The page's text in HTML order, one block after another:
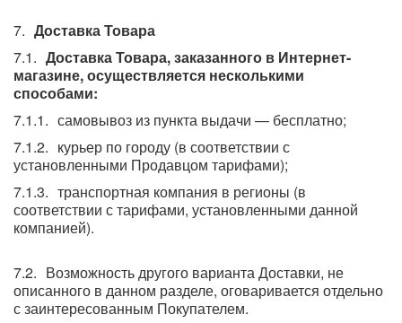
Доставка Товара
Доставка Товара, заказанного в Интернет-
магазине, осуществляется несколькими
способами:
самовывоз из пункта выдачи — бесплатно;
курьер по городу (в соответствии с
установленными Продавцом тарифами);
транспортная компания в регионы (в
соответствии с тарифами, установленными данной
компанией).
Возможность другого варианта Доставки, не
описанного в данном разделе, оговаривается отдельно
с заинтересованным Покупателем.